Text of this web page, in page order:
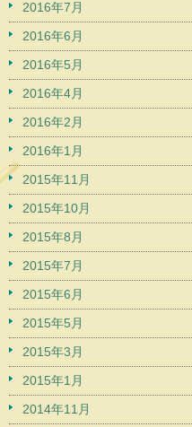
2016年7月
2016年6月
2016年5月
2016年4月
2016年2月
2016年1月
2015年11月
2015年10月
2015年8月
2015年7月
2015年6月
2015年5月
2015年3月
2015年1月
2014年11月